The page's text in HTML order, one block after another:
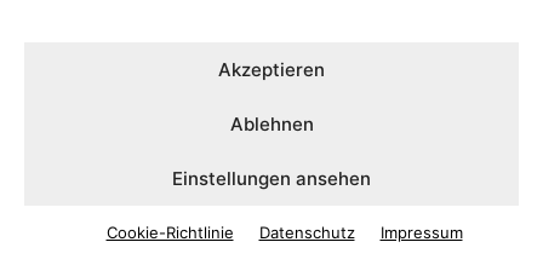
Akzeptieren
Ablehnen
Einstellungen ansehen
Cookie-Richtlinie Datenschutz Impressum
Die Oktoberfest-Vorfreude